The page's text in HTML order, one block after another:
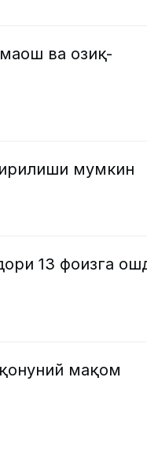
ва озиқ-
мумкин
13 фоизга
мақом